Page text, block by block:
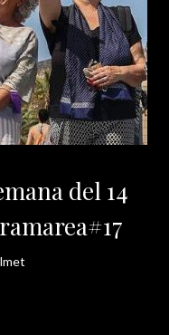
del 14